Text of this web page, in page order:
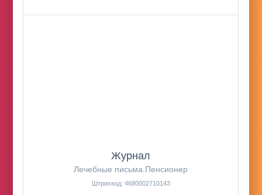
Журнал
Лечебные письма.Пенсионер
Штрихкод: 4680002710143